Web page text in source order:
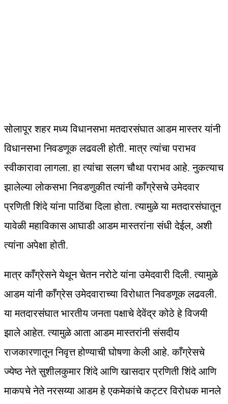
सोलापूर शहर मध्य विधानसभा मतदारसंघात आडम मास्तर यांनी
विधानसभा निवडणूक लढवली होती. मात्र त्यांचा पराभव
स्वीकारावा लागला. हा त्यांचा सलग चौथा पराभव आहे. नुकत्याच
झालेल्या लोकसभा निवडणुकीत त्यांनी काँग्रेसचे उमेदवार
प्रणिती शिंदे यांना पाठिंबा दिला होता. त्यामुळे या मतदारसंघातून
यावेळी महाविकास आघाडी आडम मास्तरांना संधी देईल, अशी
त्यांना अपेक्षा होती.
मात्र काँग्रेसने येथून चेतन नरोटे यांना उमेदवारी दिली. त्यामुळे
आडम यांनी काँग्रेस उमेदवाराच्या विरोधात निवडणूक लढवली.
या मतदारसंघात भारतीय जनता पक्षाचे देवेंद्र कोठे हे विजयी
झाले आहेत. त्यामुळे आता आडम मास्तरांनी संसदीय
राजकारणातून निवृत्त होण्याची घोषणा केली आहे. काँग्रेसचे
ज्येष्ठ नेते सुशीलकुमार शिंदे आणि खासदार प्रणिती शिंदे आणि
माकपचे नेते नरसय्या आडम हे एकमेकांचे कट्टर विरोधक मानले